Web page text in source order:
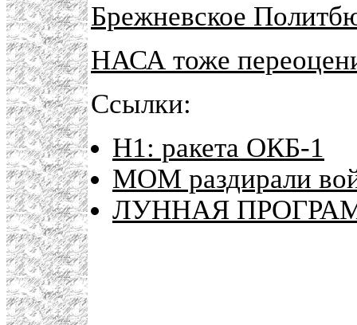
Брежневское
НАСА тоже
Ссылки:
Н1: ракета ОКБ-1
МОМ раздирали
ЛУННАЯ